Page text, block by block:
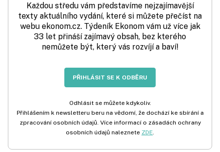
Každou středu vám představíme nejzajímavější
texty aktuálního vydání, které si můžete přečíst na
webu ekonom.cz. Týdeník Ekonom vám už více jak
33 let přináší zajímavý obsah, bez kterého
nemůžete být, který vás rozvíjí a baví!
PŘIHLÁSIT SE K ODBĚRU
Odhlásit se můžete kdykoliv.
Přihlášením k newsletteru beru na vědomí, že dochází ke sbírání a
zpracování osobních údajů. Více informací o zásadách ochrany
osobních údajů naleznete ZDE